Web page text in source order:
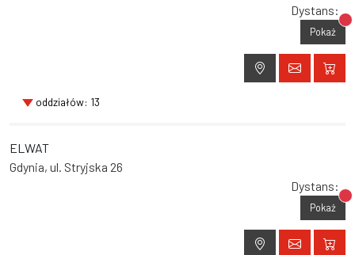
Dystans:
Pokaż
oddziałów: 13
ELWAT
Gdynia, ul. Stryjska 26
Dystans:
Pokaż